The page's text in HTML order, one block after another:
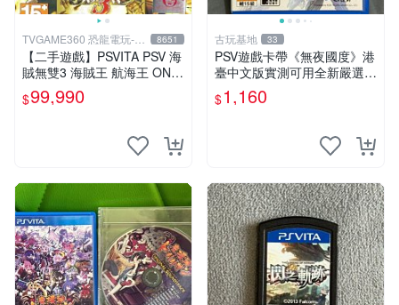
TVGAME360 恐龍電玩-台
中店
8651
【二手遊戲】PSVITA PSV 海
賊無雙3 海賊王 航海王 ONE
PIECE 3 III 中文版 【台中恐
龍電玩】
$99,990
古玩基地 33
PSV遊戲卡帶《無夜國度》港
臺中文版實測可用全新嚴選成
色如圖可放心購買 無夜國度
PSV 港臺中文 游戲卡帶
$1,160